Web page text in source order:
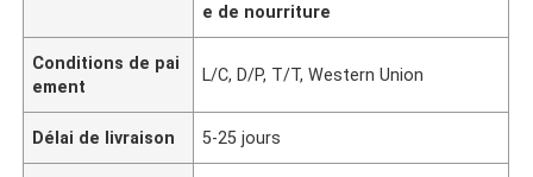
e de nourriture
Conditions de pai
ement
L/C, D/P, T/T, Western Union
Délai de livraison 5-25 jours